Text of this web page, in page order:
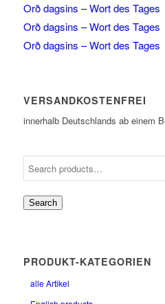
Orð dagsins – Wort des Tages
Orð dagsins – Wort des Tages
Orð dagsins – Wort des Tages
VERSANDKOSTENFREI
innerhalb Deutschlands ab einem
Search
PRODUKT-KATEGORIEN
alle Artikel